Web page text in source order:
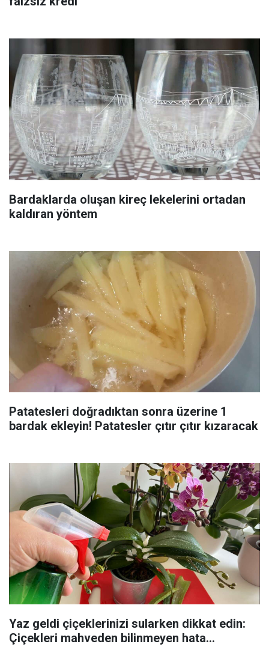
Bardaklarda oluşan kireç lekelerini ortadan
kaldıran yöntem
Patatesleri doğradıktan sonra üzerine 1
bardak ekleyin! Patatesler çıtır çıtır kızaracak
Yaz geldi çiçeklerinizi sularken dikkat edin:
Çiçekleri mahveden bilinmeyen hata...